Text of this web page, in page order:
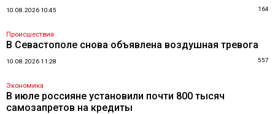
10.08.2026 10:45 164
Происшествия
В Севастополе снова объявлена воздушная тревога
10.08.2026 11:28 557
Экономика
В июле россияне установили почти 800 тысяч
самозапретов на кредиты